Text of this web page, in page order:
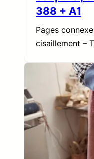
388 + A1
Pages
cisaillement –